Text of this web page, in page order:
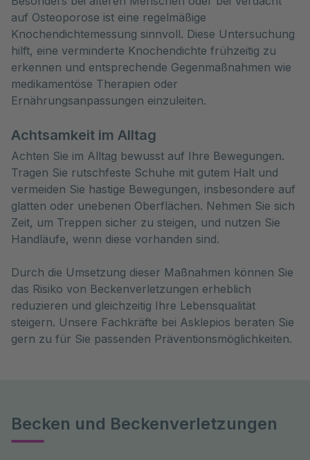
auf Osteoporose ist eine regelmäßige
Knochendichtemessung sinnvoll. Diese Untersuchung
hilft, eine verminderte Knochendichte frühzeitig zu
erkennen und entsprechende Gegenmaßnahmen wie
medikamentöse Therapien oder
Ernährungsanpassungen einzuleiten.
Achtsamkeit im Alltag
Achten Sie im Alltag bewusst auf Ihre Bewegungen.
Tragen Sie rutschfeste Schuhe mit gutem Halt und
vermeiden Sie hastige Bewegungen, insbesondere auf
glatten oder unebenen Oberflächen. Nehmen Sie sich
Zeit, um Treppen sicher zu steigen, und nutzen Sie
Handläufe, wenn diese vorhanden sind.
Durch die Umsetzung dieser Maßnahmen können Sie
das Risiko von Beckenverletzungen erheblich
reduzieren und gleichzeitig Ihre Lebensqualität
steigern. Unsere Fachkräfte bei Asklepios beraten Sie
gern zu für Sie passenden Präventionsmöglichkeiten.
Becken und Beckenverletzungen